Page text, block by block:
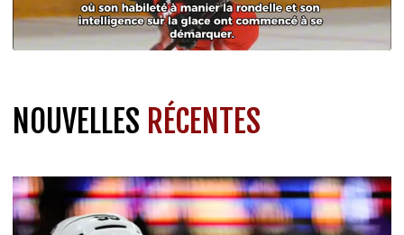
NOUVELLES RÉCENTES